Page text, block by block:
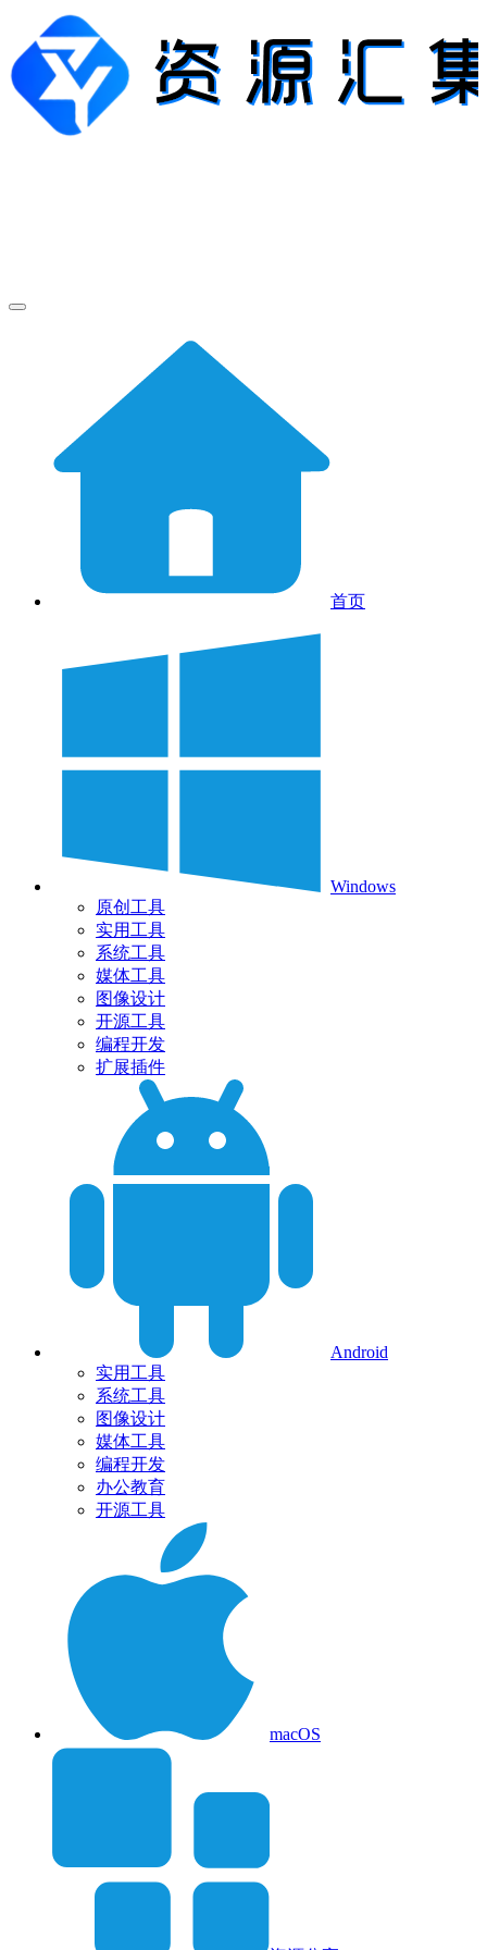
首页
Windows
原创工具
实用工具
系统工具
媒体工具
图像设计
开源工具
编程开发
扩展插件
Android
实用工具
系统工具
图像设计
媒体工具
编程开发
办公教育
开源工具
macOS